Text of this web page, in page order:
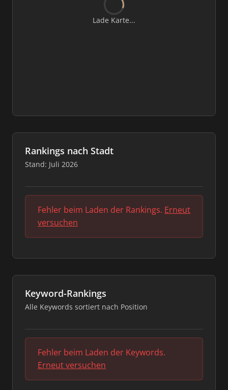
Lade Karte...
Rankings nach Stadt
Stand: Juli 2026
Fehler beim Laden der Rankings. Erneut
versuchen
Keyword-Rankings
Alle Keywords sortiert nach Position
Fehler beim Laden der Keywords.
Erneut versuchen